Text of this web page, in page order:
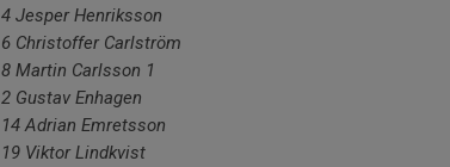
4 Jesper Henriksson
6 Christoffer Carlström
8 Martin Carlsson 1
2 Gustav Enhagen
14 Adrian Emretsson
19 Viktor Lindkvist